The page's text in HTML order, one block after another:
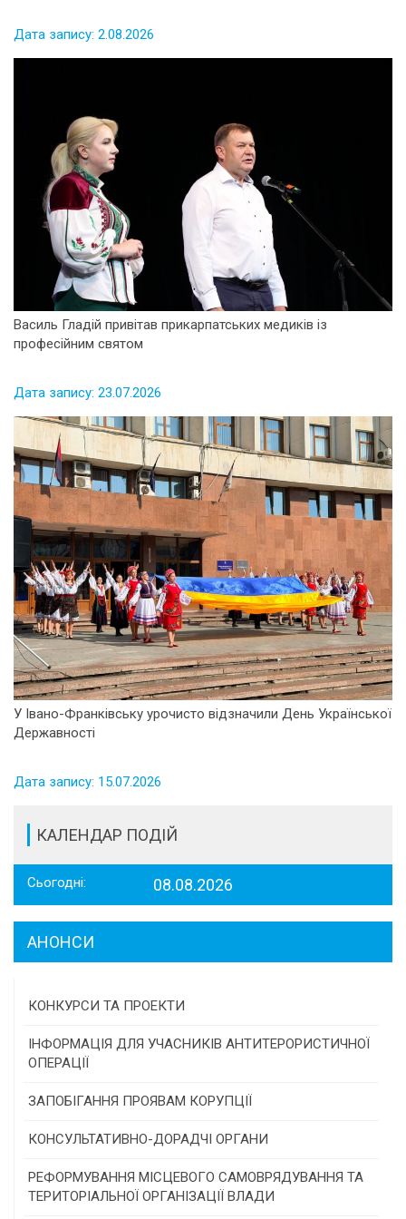
Дата запису: 2.08.2026
Василь Гладій привітав прикарпатських медиків із
професійним святом
Дата запису: 23.07.2026
У Івано-Франківську урочисто відзначили День Української
Державності
Дата запису: 15.07.2026
КАЛЕНДАР ПОДІЙ
Сьогодні: 08.08.2026
АНОНСИ
КОНКУРСИ ТА ПРОЕКТИ
Конкурс проектів та програм місцевого
самоврядування
Конкурс інститутів громадянського суспільства
Програми/конкурси МТД
ІНФОРМАЦІЯ ДЛЯ УЧАСНИКІВ АНТИТЕРОРИСТИЧНОЇ
ОПЕРАЦІЇ
ЗАПОБІГАННЯ ПРОЯВАМ КОРУПЦІЇ
КОНСУЛЬТАТИВНО-ДОРАДЧІ ОРГАНИ
Консультативна рада
РЕФОРМУВАННЯ МІСЦЕВОГО САМОВРЯДУВАННЯ ТА
ТЕРИТОРІАЛЬНОЇ ОРГАНІЗАЦІЇ ВЛАДИ